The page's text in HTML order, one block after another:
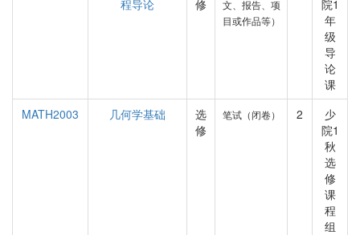
程导论
修
文、报告、项
目或作品等）
院1
年
级
导
论
课
MATH2003
几何学基础
选
修
笔试（闭卷） 2
少
院1
秋
选
修
课
程
组